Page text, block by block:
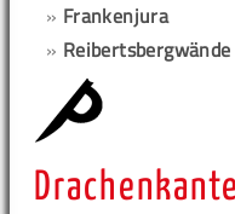
» Frankenjura
»